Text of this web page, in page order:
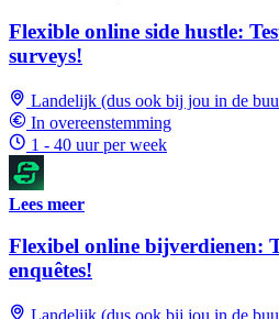
Flexible online side hustle:
surveys!
Landelijk (dus ook bij jou in de
In overeenstemming
1 - 40 uur per week
Lees meer
Flexibel online bijverdienen:
enquêtes!